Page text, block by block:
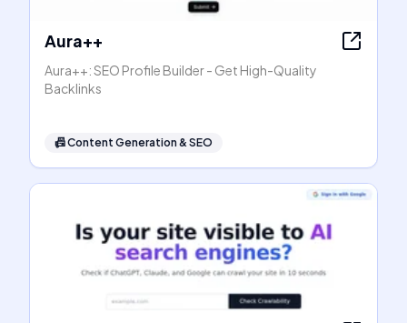
Aura++
Aura++: SEO Profile Builder - Get High-Quality
Backlinks
📠Content Generation & SEO